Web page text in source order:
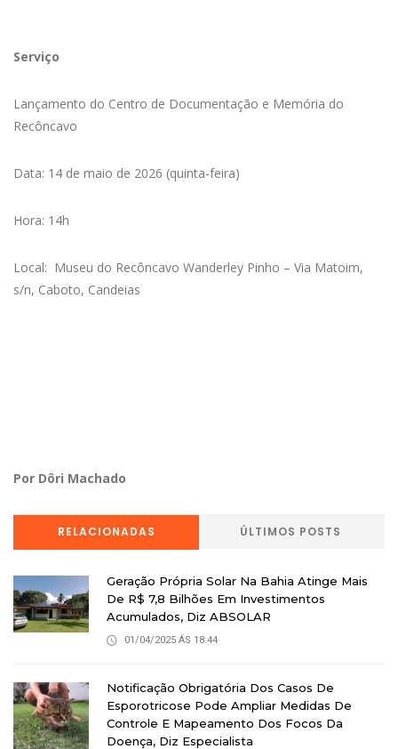
Serviço
Lançamento do Centro de Documentação e Memória do
Recôncavo
Data: 14 de maio de 2026 (quinta-feira)
Hora: 14h
Local: Museu do Recôncavo Wanderley Pinho – Via Matoim,
s/n, Caboto, Candeias
Por Dôri Machado
RELACIONADAS ÚLTIMOS POSTS
Geração Própria Solar Na Bahia Atinge Mais
De R$ 7,8 Bilhões Em Investimentos
Acumulados, Diz ABSOLAR
01/04/2025 ÁS 18:44
Notificação Obrigatória Dos Casos De
Esporotricose Pode Ampliar Medidas De
Controle E Mapeamento Dos Focos Da
Doença, Diz Especialista